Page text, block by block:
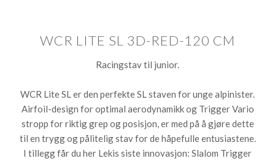
WCR LITE SL 3D-RED-120 CM
Racingstav til junior.
WCR Lite SL er den perfekte SL staven for unge alpinister.
Airfoil-design for optimal aerodynamikk og Trigger Vario
stropp for riktig grep og posisjon, er med på å gjøre dette
til en trygg og pålitelig stav for de håpefulle entusiastene.
I tillegg får du her Lekis siste innovasjon: Slalom Trigger